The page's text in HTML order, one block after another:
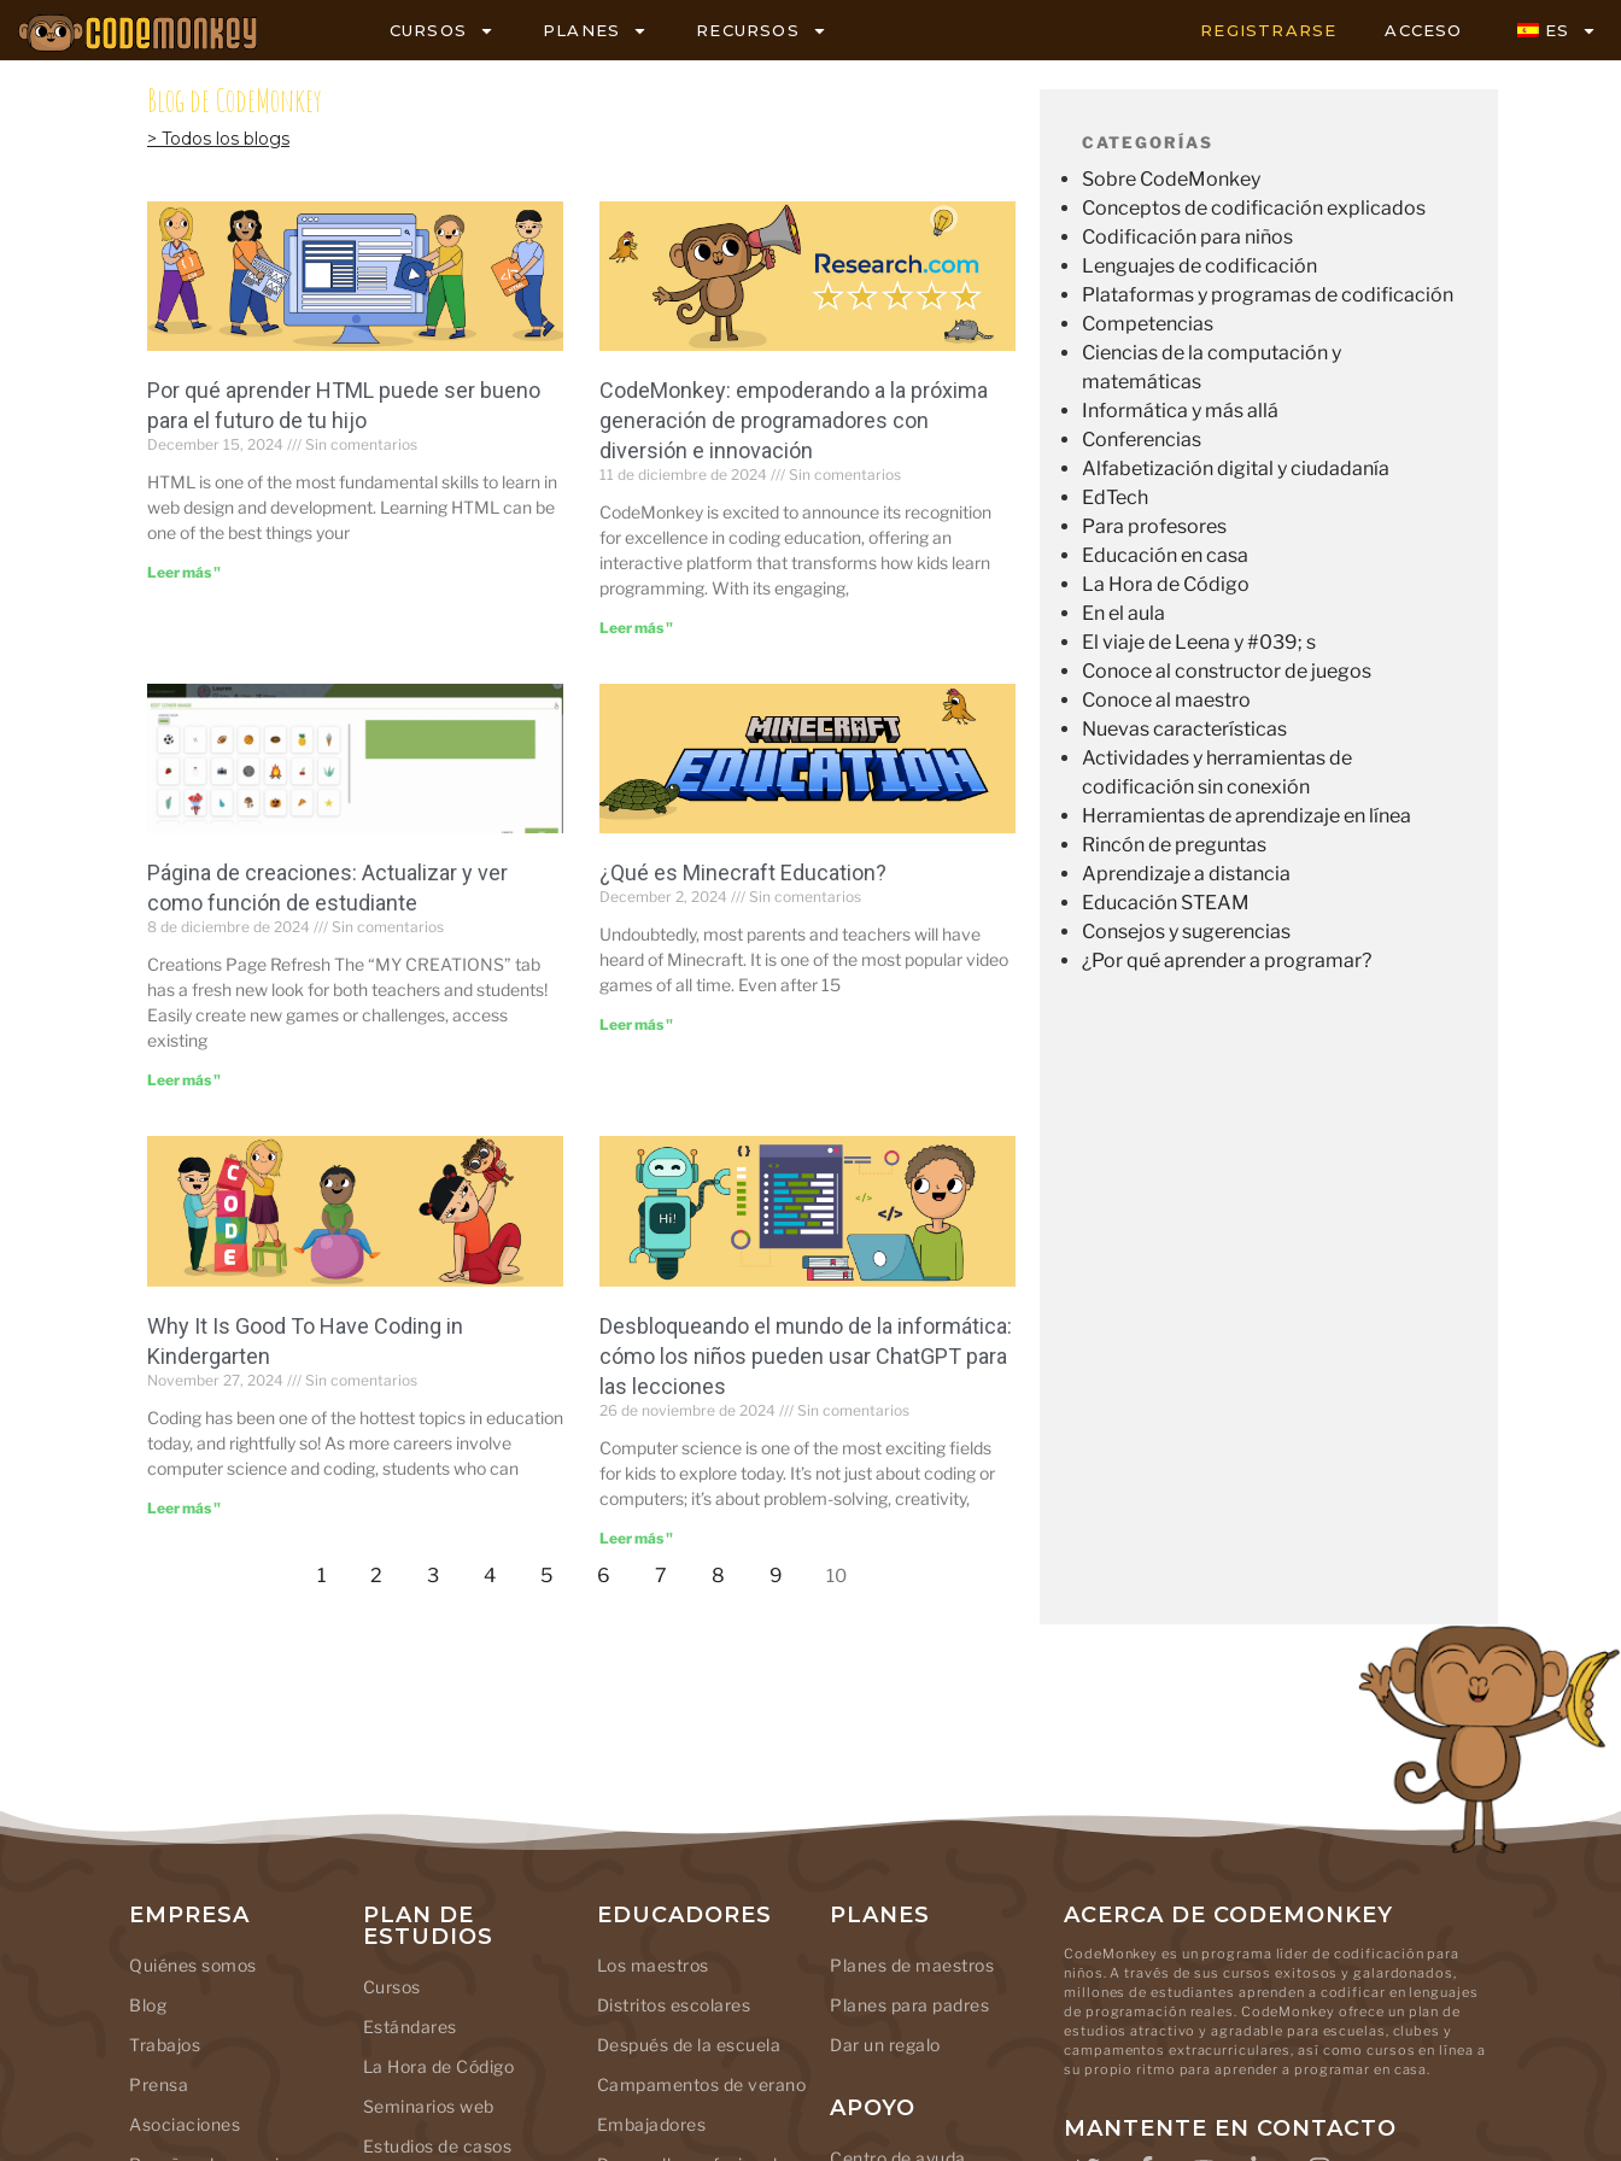
CURSOS PLANES RECURSOS REGISTRARSE ACCESO ES
Blog de CodeMonkey
> Todos los blogs
Por qué aprender HTML puede ser bueno
para el futuro de tu hijo
December 15, 2024 Sin comentarios
HTML is one of the most fundamental skills to learn in
web design and development. Learning HTML can be
one of the best things your
Leer más "
CodeMonkey: empoderando a la próxima
generación de programadores con
diversión e innovación
11 de diciembre de 2024 Sin comentarios
CodeMonkey is excited to announce its recognition
for excellence in coding education, offering an
interactive platform that transforms how kids learn
programming. With its engaging,
Leer más "
Página de creaciones: Actualizar y ver
como función de estudiante
8 de diciembre de 2024 Sin comentarios
Creations Page Refresh The “MY CREATIONS” tab
has a fresh new look for both teachers and students!
Easily create new games or challenges, access
existing
Leer más "
¿Qué es Minecraft Education?
December 2, 2024 Sin comentarios
Undoubtedly, most parents and teachers will have
heard of Minecraft. It is one of the most popular video
games of all time. Even after 15
Leer más "
Why It Is Good To Have Coding in
Kindergarten
November 27, 2024 Sin comentarios
Coding has been one of the hottest topics in education
today, and rightfully so! As more careers involve
computer science and coding, students who can
Leer más "
Desbloqueando el mundo de la informática:
cómo los niños pueden usar ChatGPT para
las lecciones
26 de noviembre de 2024 Sin comentarios
Computer science is one of the most exciting fields
for kids to explore today. It’s not just about coding or
computers; it’s about problem-solving, creativity,
Leer más "
1 2 3 4 5 6 7 8 9 10
CATEGORÍAS
Sobre CodeMonkey
Conceptos de codificación explicados
Codificación para niños
Lenguajes de codificación
Plataformas y programas de codificación
Competencias
Ciencias de la computación y
matemáticas
Informática y más allá
Conferencias
Alfabetización digital y ciudadanía
EdTech
Para profesores
Educación en casa
La Hora de Código
En el aula
El viaje de Leena y #039; s
Conoce al constructor de juegos
Conoce al maestro
Nuevas características
Actividades y herramientas de
codificación sin conexión
Herramientas de aprendizaje en línea
Rincón de preguntas
Aprendizaje a distancia
Educación STEAM
Consejos y sugerencias
¿Por qué aprender a programar?
EMPRESA
Quiénes somos
Blog
Trabajos
Prensa
Asociaciones
PLAN DE
ESTUDIOS
Cursos
Estándares
La Hora de Código
Seminarios web
Estudios de casos
EDUCADORES
Los maestros
Distritos escolares
Después de la escuela
Campamentos de verano
Embajadores
PLANES
Planes de maestros
Planes para padres
Dar un regalo
APOYO
ACERCA DE CODEMONKEY
CodeMonkey es un programa líder de codificación para
niños. A través de sus cursos exitosos y galardonados,
millones de estudiantes aprenden a codificar en lenguajes
de programación reales. CodeMonkey ofrece un plan de
estudios atractivo y agradable para escuelas, clubes y
campamentos extracurriculares, así como cursos en línea a
su propio ritmo para aprender a programar en casa.
MANTENTE EN CONTACTO